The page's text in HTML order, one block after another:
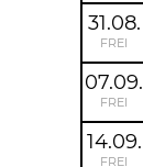
31.08.
FREI
07.09.
FREI
14.09.
FREI